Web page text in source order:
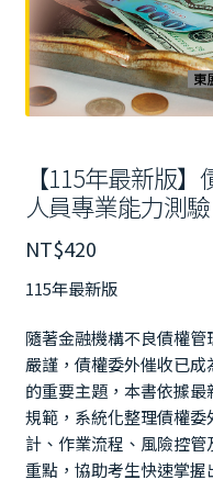
【115年最新版
人員專業能力測驗
NT$420
115年最新版
隨著金融機構不良債權
嚴謹，債權委外催收已
的重要主題，本書依據
規範，系統化整理債權委
計、作業流程、風險控
重點，協助考生快速掌握